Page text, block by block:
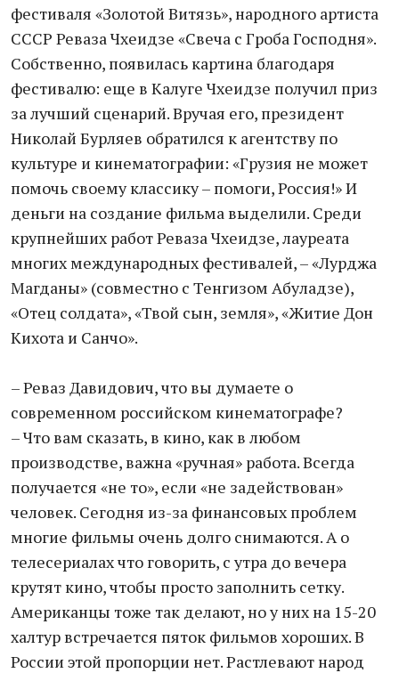
фестиваля «Золотой Витязь», народного артиста
СССР Реваза Чхеидзе «Свеча с Гроба Господня».
Собственно, появилась картина благодаря
фестивалю: еще в Калуге Чхеидзе получил приз
за лучший сценарий. Вручая его, президент
Николай Бурляев обратился к агентству по
культуре и кинематографии: «Грузия не может
помочь своему классику – помоги, Россия!» И
деньги на создание фильма выделили. Среди
крупнейших работ Реваза Чхеидзе, лауреата
многих международных фестивалей, – «Лурджа
Магданы» (совместно с Тенгизом Абуладзе),
«Отец солдата», «Твой сын, земля», «Житие Дон
Кихота и Санчо».
– Реваз Давидович, что вы думаете о
современном российском кинематографе?
– Что вам сказать, в кино, как в любом
производстве, важна «ручная» работа. Всегда
получается «не то», если «не задействован»
человек. Сегодня из-за финансовых проблем
многие фильмы очень долго снимаются. А о
телесериалах что говорить, с утра до вечера
крутят кино, чтобы просто заполнить сетку.
Американцы тоже так делают, но у них на 15-20
халтур встречается пяток фильмов хороших. В
России этой пропорции нет. Растлевают народ